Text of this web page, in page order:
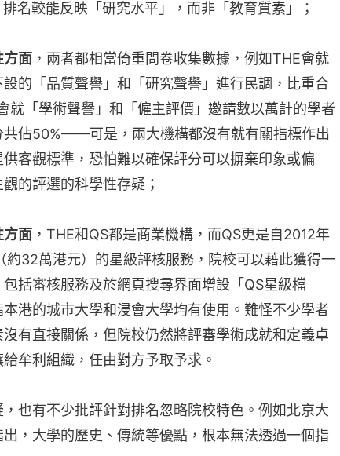
名較能反映「研究水平」，而非「教育質素」；
方面 ，兩者都相當倚重問卷收集數據，例如THE會就
設的「品質聲譽」和「研究聲譽」進行民調，比重合
就「學術聲譽」和「僱主評價」邀請數以萬計的學者
共佔50%——可是，兩大機構都沒有就有關指標作出
客觀標準，恐怕難以確保評分可以摒棄印象或偏
的評選的科學性存疑；
方面 ，THE和QS都是商業機構，而QS更是自2012年
約32萬港元）的星級評核服務，院校可以藉此獲得一
括審核服務及於網頁搜尋界面增設「QS星級檔
港的城市大學和浸會大學均有使用。難怪不少學者
有直接關係，但院校仍然將評審學術成就和定義卓
牟利組織，任由對方予取予求。
也有不少批評針對排名忽略院校特色。例如北京大
，大學的歷史、傳統等優點，根本無法透過一個指